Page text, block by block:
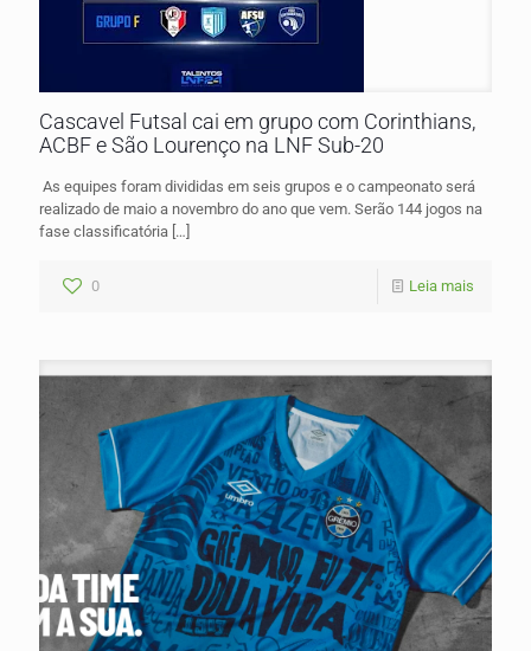
Cascavel Futsal cai em grupo com Corinthians,
ACBF e São Lourenço na LNF Sub-20
As equipes foram divididas em seis grupos e o campeonato será
realizado de maio a novembro do ano que vem. Serão 144 jogos na
fase classificatória […]
0 Leia mais